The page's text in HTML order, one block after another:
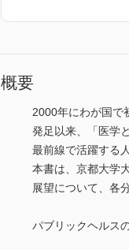
概要
2000年にわが国で
発足以来、「医学
最前線で活躍する
本書は、京都大学
展望について、各
パブリックヘルス